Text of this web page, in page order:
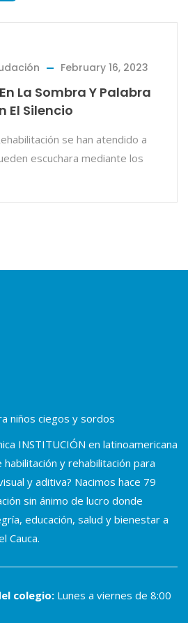
February 16, 2023
Y Palabra
se han atendido a
mediante los
INSTITUCIÓN en latinoamericana
y rehabilitación para
y aditiva? Nacimos hace 79
sin ánimo de lucro donde
educación, salud y bienestar a
Cauca.
colegio: Lunes a viernes de 8:00